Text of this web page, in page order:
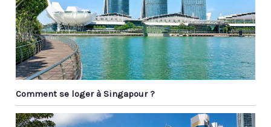
Comment se loger à Singapour ?